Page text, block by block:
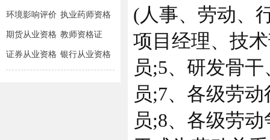
环境影响评价
师
执业药师资格
期货从业资格 教师资格证
证券从业资格 银行从业资格
(人事、劳动、
项目经理、技
员;5、研发骨
员;7、各级劳
员;8、各级劳